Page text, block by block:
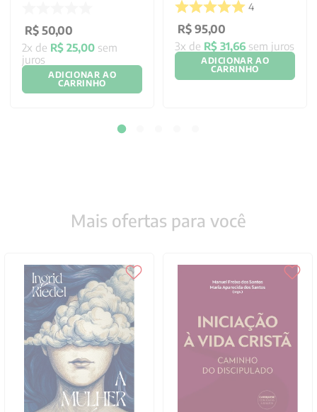
R$ 50,00
2x de R$ 25,00 sem
juros
ADICIONAR AO
CARRINHO
4
R$ 95,00
3x de R$ 31,66 sem juros
ADICIONAR AO
CARRINHO
Mais ofertas para você